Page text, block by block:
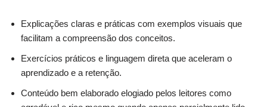
Explicações claras e práticas com exemplos visuais que
facilitam a compreensão dos conceitos.
Exercícios práticos e linguagem direta que aceleram o
aprendizado e a retenção.
Conteúdo bem elaborado elogiado pelos leitores como